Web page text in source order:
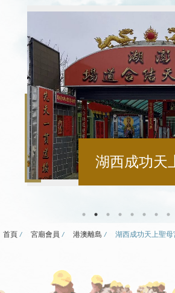
湖西成功天
首頁 宮廟會員 港澳離島 湖西成功天上聖母